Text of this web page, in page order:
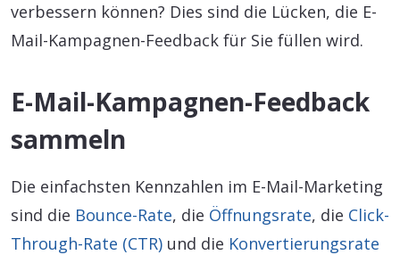
verbessern können? Dies sind die Lücken, die E-
Mail-Kampagnen-Feedback für Sie füllen wird.
E-Mail-Kampagnen-Feedback
sammeln
Die einfachsten Kennzahlen im E-Mail-Marketing
sind die Bounce-Rate, die Öffnungsrate, die Click-
Through-Rate (CTR) und die Konvertierungsrate